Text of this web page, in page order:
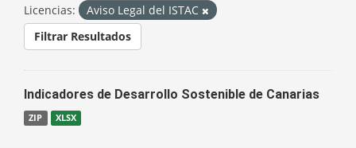
Licencias:
Aviso Legal del ISTAC
Filtrar Resultados
Indicadores de Desarrollo Sostenible de Canarias
ZIP XLSX